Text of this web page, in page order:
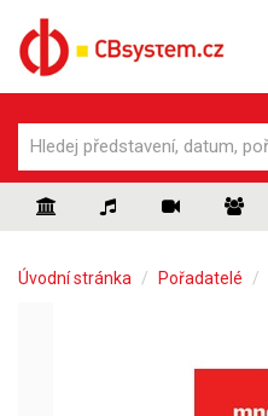
Úvodní stránka Pořadatelé